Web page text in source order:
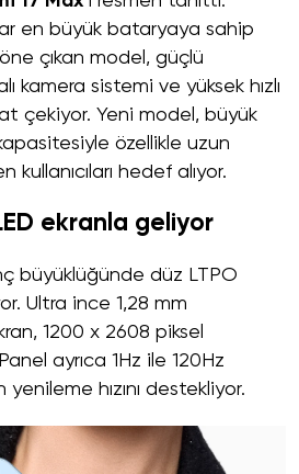
en büyük bataryaya sahip
çıkan model, güçlü
kamera sistemi ve yüksek hızlı
çekiyor. Yeni model, büyük
özellikle uzun
kullanıcıları hedef alıyor.
ekranla geliyor
büyüklüğünde düz LTPO
Ultra ince 1,28 mm
1200 x 2608 piksel
ayrıca 1Hz ile 120Hz
hızını destekliyor.